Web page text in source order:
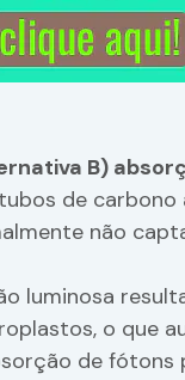
B)
de
não
luminosa
o que
de